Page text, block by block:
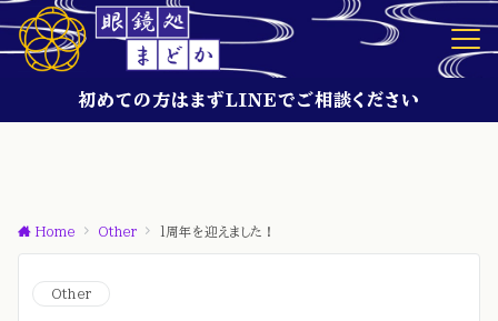
初めての方はまずLINEでご相談ください
Home Other 1周年を迎えました！
Other